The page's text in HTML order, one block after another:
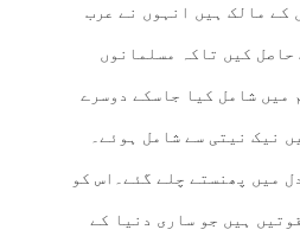
کے مالک ہیں انہوں نے عرب
کیں تاکہ مسلمانوں
میں شامل کیا جاسکے دوسرے
نیک نیتی سے شامل ہوئے۔
میں پھنستے چلے گئے۔اس کو
ہیں جو ساری دنیا کے